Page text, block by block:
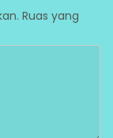
Ruas yang